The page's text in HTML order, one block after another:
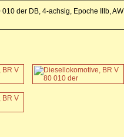
der DB, 4-achsig, Epoche IIIb, AW